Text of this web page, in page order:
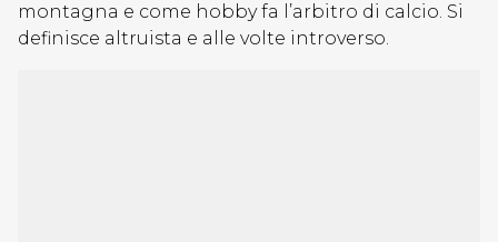
montagna e come hobby fa l’arbitro di calcio. Si
definisce altruista e alle volte introverso.